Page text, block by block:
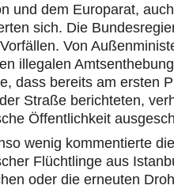
und dem Europarat,
sich. Die
Von
illegalen
dass bereits am ersten
Straße berichteten,
Öffentlichkeit
wenig kommentierte
Flüchtlinge aus
oder die erneuten